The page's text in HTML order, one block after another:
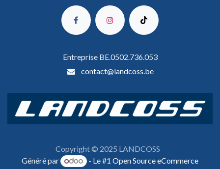
Entreprise BE.0502.736.053
contact@landcoss.be
Copyright © 2025 LANDCOSS
Généré par
- Le #1Open Source eCommerce